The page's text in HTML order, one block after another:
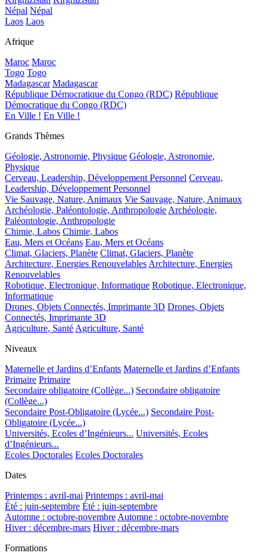
Népal Népal
Laos Laos
Afrique
Maroc Maroc
Togo Togo
Madagascar Madagascar
République Démocratique du Congo (RDC) République
Démocratique du Congo (RDC)
En Ville ! En Ville !
Grands Thèmes
Géologie, Astronomie, Physique Géologie, Astronomie,
Physique
Cerveau, Leadership, Développement Personnel Cerveau,
Leadership, Développement Personnel
Vie Sauvage, Nature, Animaux Vie Sauvage, Nature, Animaux
Archéologie, Paléontologie, Anthropologie Archéologie,
Paléontologie, Anthropologie
Chimie, Labos Chimie, Labos
Eau, Mers et Océans Eau, Mers et Océans
Climat, Glaciers, Planète Climat, Glaciers, Planète
Architecture, Energies Renouvelables Architecture, Energies
Renouvelables
Robotique, Electronique, Informatique Robotique, Electronique,
Informatique
Drones, Objets Connectés, Imprimante 3D Drones, Objets
Connectés, Imprimante 3D
Agriculture, Santé Agriculture, Santé
Niveaux
Maternelle et Jardins d’Enfants Maternelle et Jardins d’Enfants
Primaire Primaire
Secondaire obligatoire (Collège...) Secondaire obligatoire
(Collège...)
Secondaire Post-Obligatoire (Lycée...) Secondaire Post-
Obligatoire (Lycée...)
Universités, Ecoles d’Ingénieurs... Universités, Ecoles
d’Ingénieurs...
Ecoles Doctorales Ecoles Doctorales
Dates
Printemps : avril-mai Printemps : avril-mai
Été : juin-septembre Été : juin-septembre
Automne : octobre-novembre Automne : octobre-novembre
Hiver : décembre-mars Hiver : décembre-mars
Formations